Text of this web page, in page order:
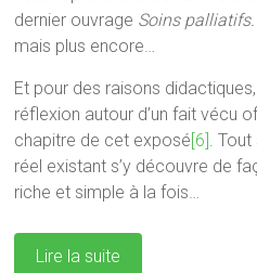
dernier ouvrage Soins
mais plus encore…
Et pour des raisons
réflexion autour d’un fait vécu
chapitre de cet exposé[6].
réel existant s’y découvre de
riche et simple à la fois…
Lire la suite